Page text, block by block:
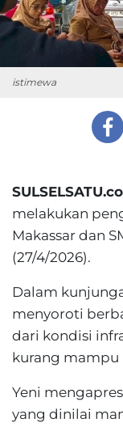
istimewa
melakukan
Makassar dan
(27/4/2026).
Dalam
menyoroti
dari kondisi
kurang
Yeni
yang dinilai